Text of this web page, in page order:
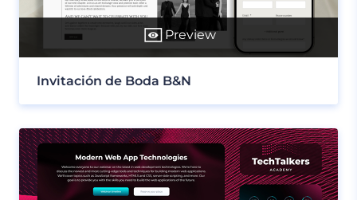
Preview
Invitación de Boda B&N